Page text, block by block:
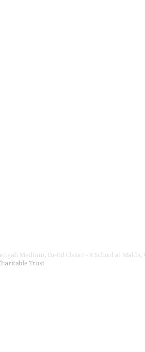
Medium, Co-Ed Class I - X School at
Trust